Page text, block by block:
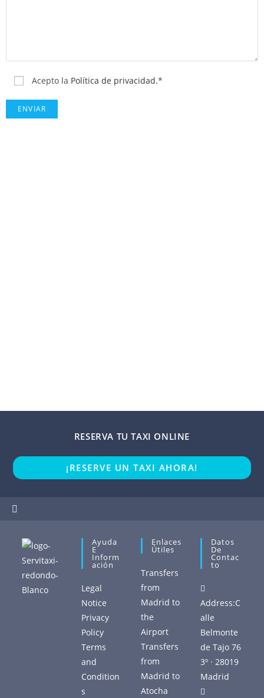
Acepto la Política de privacidad.*
RESERVA TU TAXI ONLINE
¡RESERVE UN TAXI AHORA!
Ayuda
E
Inform
Ación
Legal
Notice
Privacy
Policy
Terms
and
Condition
s
Enlaces
Útiles
Transfers
from
Madrid to
the
Airport
Transfers
from
Madrid to
Atocha
Datos
De
Contac
To
Address:C
alle
Belmonte
de Tajo 76
3º · 28019
Madrid